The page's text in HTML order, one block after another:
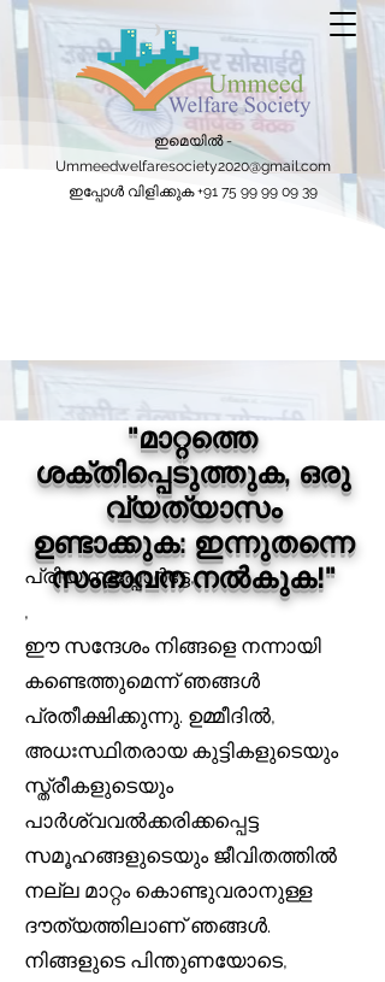
ഇമെയിൽ -
Ummeedwelfaresociety2020@gmail.com
ഇപ്പോൾ വിളിക്കുക+91 75 99 99 09 39
"മാറ്റത്തെ
ശക്തിപ്പെടുത്തുക, ഒരു
വ്യത്യാസം
ഉണ്ടാക്കുക: ഇന്നുതന്നെ
സംഭാവന നൽകുക!"
പ്രിയ സപ്പോർട്ടേ,
,
ഈ സന്ദേശം നിങ്ങളെ നന്നായി
കണ്ടെത്തുമെന്ന് ഞങ്ങൾ
പ്രതീക്ഷിക്കുന്നു. ഉമ്മീദിൽ,
അധഃസ്ഥിതരായ കുട്ടികളുടെയും
സ്ത്രീകളുടെയും
പാർശ്വവൽക്കരിക്കപ്പെട്ട
സമൂഹങ്ങളുടെയും ജീവിതത്തിൽ
നല്ല മാറ്റം കൊണ്ടുവരാനുള്ള
ദൗത്യത്തിലാണ് ഞങ്ങൾ.
നിങ്ങളുടെ പിന്തുണയോടെ,